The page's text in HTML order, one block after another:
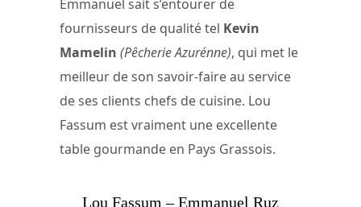
Emmanuel sait s’entourer de
fournisseurs de qualité tel Kevin
Mamelin (Pêcherie Azurénne), qui met le
meilleur de son savoir-faire au service
de ses clients chefs de cuisine. Lou
Fassum est vraiment une excellente
table gourmande en Pays Grassois.
Lou Fassum – Emmanuel Ruz